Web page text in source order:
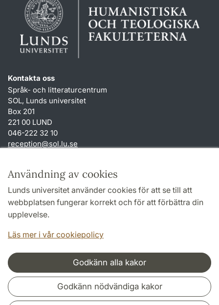
Användning av cookies
Lunds universitet använder cookies för att se till att
webbplatsen fungerar korrekt och för att förbättra din
upplevelse.
Läs mer i vår cookiepolicy
Godkänn alla kakor
Godkänn nödvändiga kakor
Kontakta oss
Språk- och litteraturcentrum
SOL, Lunds universitet
Box 201
221 00 LUND
046-222 32 10
reception@sol.lu.se
Genvägar
Om webbplatsen och cookies
Behandling av personuppgifter
Tillgänglighetsredogörelse
Samarbeten och nätverk